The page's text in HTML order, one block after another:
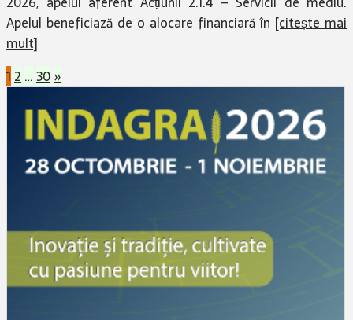
Apelul beneficiază de o alocare financiară în [citește mai
mult]
Paginație
12…30»